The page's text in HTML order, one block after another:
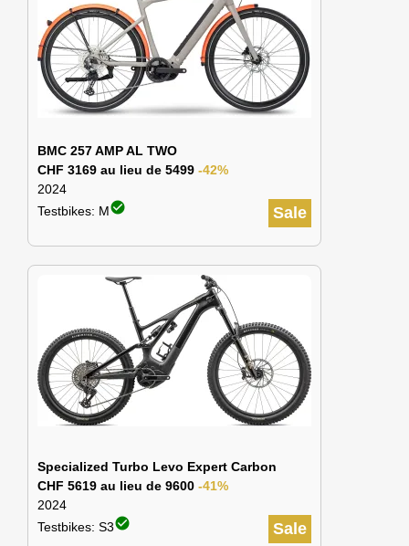
BMC 257 AMP AL TWO
CHF 3169 au lieu de 5499 -42%
2024
Sale
Testbikes: Mcheck_circle
Specialized Turbo Levo Expert Carbon
CHF 5619 au lieu de 9600 -41%
2024
Sale
Testbikes: S3check_circle